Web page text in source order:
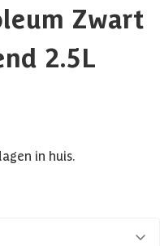
Zwart
2.5L
in huis.